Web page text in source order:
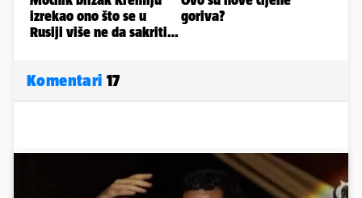
Komentari 17